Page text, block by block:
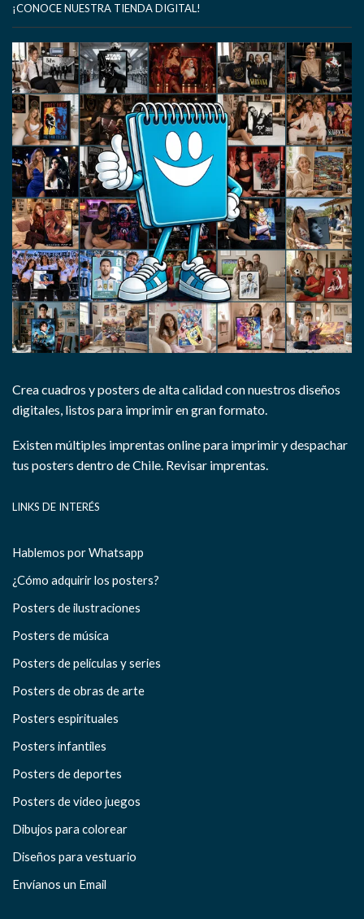
¡CONOCE NUESTRA TIENDA DIGITAL!
Crea cuadros y posters de alta calidad con nuestros diseños
digitales, listos para imprimir en gran formato.
Existen múltiples imprentas online para imprimir y despachar
tus posters dentro de Chile. Revisar imprentas.
LINKS DE INTERÉS
Hablemos por Whatsapp
¿Cómo adquirir los posters?
Posters de ilustraciones
Posters de música
Posters de películas y series
Posters de obras de arte
Posters espirituales
Posters infantiles
Posters de deportes
Posters de video juegos
Dibujos para colorear
Diseños para vestuario
Envíanos un Email